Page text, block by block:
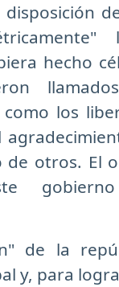
hecho
los
de otros. El
gobierno
de la
y, para